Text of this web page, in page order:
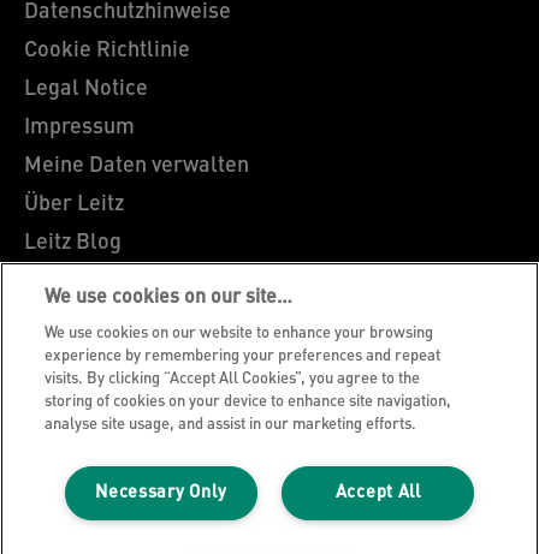
Datenschutzhinweise
Cookie Richtlinie
Legal Notice
Impressum
Meine Daten verwalten
Über Leitz
Leitz Blog
Karriere
Leitz EasyPrint
Kundenservice
Hinweise zum Verpackungsrecycling
Garantiebedingungen
Konformitätserklärungen
Sitemap
We use cookies on our site…
We use cookies on our website to enhance your browsing
experience by remembering your preferences and repeat
visits. By clicking “Accept All Cookies”, you agree to the
storing of cookies on your device to enhance site navigation,
analyse site usage, and assist in our marketing efforts.
Accept All
Necessary Only